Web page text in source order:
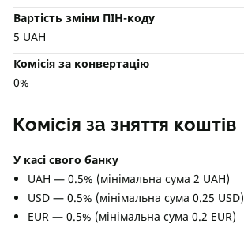
Вартість зміни ПІН-коду
5 UAH
Комісія за конвертацію
0%
Комісія за зняття коштів
У касі свого банку
UAH — 0.5% (мінімальна сума 2 UAH)
USD — 0.5% (мінімальна сума 0.25 USD)
EUR — 0.5% (мінімальна сума 0.2 EUR)